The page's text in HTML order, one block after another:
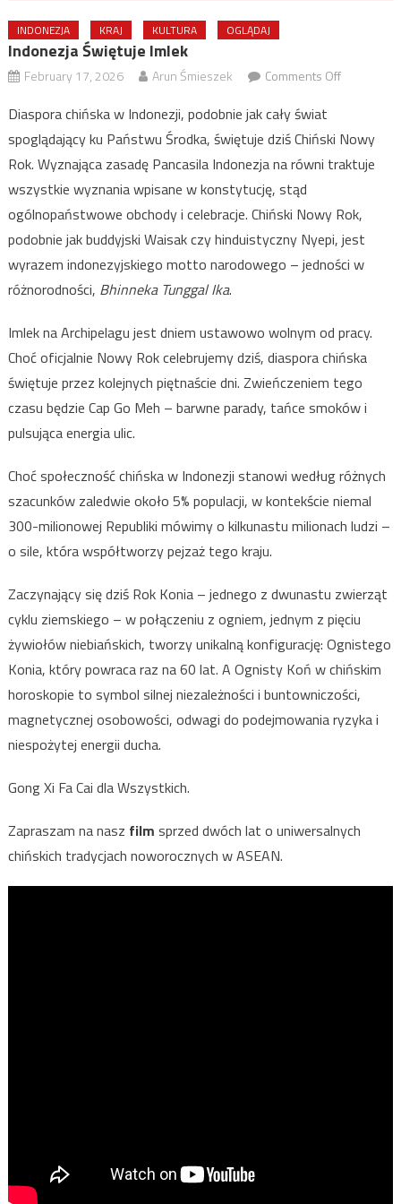
INDONEZJA KRAJ KULTURA OGLĄDAJ
Indonezja Świętuje Imlek
February 17, 2026 Arun Śmieszek Comments Offon
Imlek
Diaspora chińska w Indonezji, podobnie jak cały świat
spoglądający ku Państwu Środka, świętuje dziś Chiński Nowy
Rok. Wyznająca zasadę Pancasila Indonezja na równi traktuje
wszystkie wyznania wpisane w konstytucję, stąd
ogólnopaństwowe obchody i celebracje. Chiński Nowy Rok,
podobnie jak buddyjski Waisak czy hinduistyczny Nyepi, jest
wyrazem indonezyjskiego motto narodowego – jedności w
różnorodności, Bhinneka Tunggal Ika.
Imlek na Archipelagu jest dniem ustawowo wolnym od pracy.
Choć oficjalnie Nowy Rok celebrujemy dziś, diaspora chińska
świętuje przez kolejnych piętnaście dni. Zwieńczeniem tego
czasu będzie Cap Go Meh – barwne parady, tańce smoków i
pulsująca energia ulic.
Choć społeczność chińska w Indonezji stanowi według różnych
szacunków zaledwie około 5% populacji, w kontekście niemal
300-milionowej Republiki mówimy o kilkunastu milionach ludzi –
o sile, która współtworzy pejzaż tego kraju.
Zaczynający się dziś Rok Konia – jednego z dwunastu zwierząt
cyklu ziemskiego – w połączeniu z ogniem, jednym z pięciu
żywiołów niebiańskich, tworzy unikalną konfigurację: Ognistego
Konia, który powraca raz na 60 lat. A Ognisty Koń w chińskim
horoskopie to symbol silnej niezależności i buntowniczości,
magnetycznej osobowości, odwagi do podejmowania ryzyka i
niespożytej energii ducha.
Gong Xi Fa Cai dla Wszystkich.
Zapraszam na nasz film sprzed dwóch lat o uniwersalnych
chińskich tradycjach noworocznych w ASEAN.